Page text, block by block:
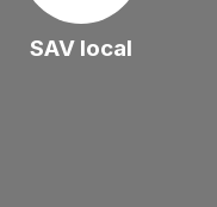
SAV local